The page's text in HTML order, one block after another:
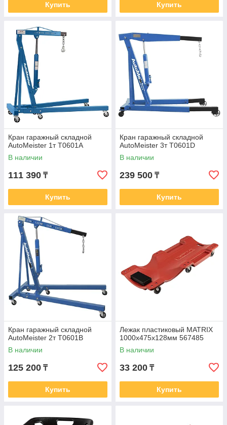
Купить Купить
Кран гаражный складной
AutoMeister 1т T0601A
В наличии
111 390 ₸
Купить
Кран гаражный складной
AutoMeister 3т T0601D
В наличии
239 500 ₸
Купить
Кран гаражный складной
AutoMeister 2т T0601B
В наличии
125 200 ₸
Купить
Лежак пластиковый MATRIX
1000х475х128мм 567485
В наличии
33 200 ₸
Купить